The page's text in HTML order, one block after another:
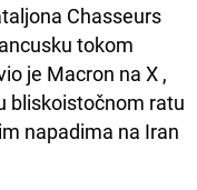
Chasseurs
tokom
je Macron na X ,
bliskoistočnom ratu
napadima na Iran